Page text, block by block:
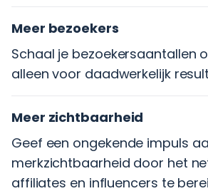
Meer bezoekers
Schaal je bezoekersaantallen
alleen voor daadwerkelijk
Meer zichtbaarheid
Geef een ongekende impuls
merkzichtbaarheid door het
affiliates en influencers te